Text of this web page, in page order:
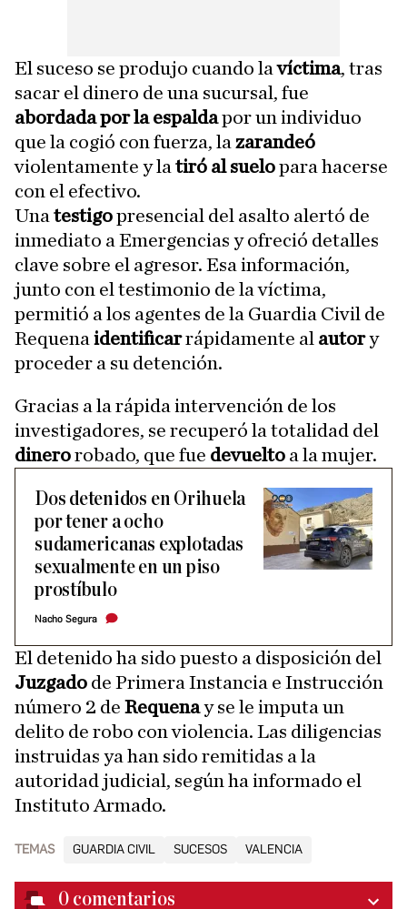
El suceso se produjo cuando lavíctima, tras
sacar el dinero de una sucursal, fue
abordada por la espaldapor un individuo
que la cogió con fuerza, la zarandeó
violentamente y la tiró al suelopara hacerse
con el efectivo.
Una testigopresencial del asalto alertó de
inmediato a Emergencias y ofreció detalles
clave sobre el agresor. Esa información,
junto con el testimonio de la víctima,
permitió a los agentes de la Guardia Civil de
Requena identificarrápidamente al autory
proceder a su detención.
Gracias a la rápida intervención de los
investigadores, se recuperó la totalidad del
dinerorobado, que fue devuelto a la mujer.
Dos detenidos en Orihuela
por tener a ocho
sudamericanas explotadas
sexualmente en un piso
prostíbulo
Nacho Segura
El detenido ha sido puesto a disposición del
Juzgado de Primera Instancia e Instrucción
número 2 de Requenay se le imputa un
delito de robo con violencia. Las diligencias
instruidas ya han sido remitidas a la
autoridad judicial, según ha informado el
Instituto Armado.
TEMAS GUARDIA CIVIL SUCESOS VALENCIA
0 comentarios